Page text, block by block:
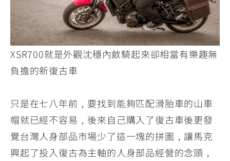
XSR700就是外觀沈穩內斂騎起來卻相當有樂趣無
負擔的新復古車
只是在七八年前，要找到能夠匹配滑胎車的山車
帽就已經不容易，後來自己購入了復古車後更發
覺台灣人身部品市場少了這一塊的拼圖，讓馬克
興起了投入復古為主軸的人身部品經營的念頭，